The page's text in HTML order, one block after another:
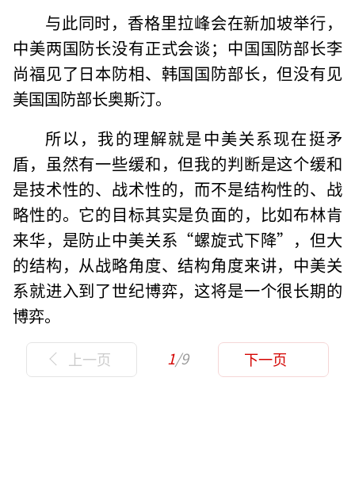
与此同时，香格里拉峰会在新加坡举行，
中美两国防长没有正式会谈；中国国防部长李
尚福见了日本防相、韩国国防部长，但没有见
美国国防部长奥斯汀。
所以，我的理解就是中美关系现在挺矛
盾，虽然有一些缓和，但我的判断是这个缓和
是技术性的、战术性的，而不是结构性的、战
略性的。它的目标其实是负面的，比如布林肯
来华，是防止中美关系“螺旋式下降”，但大
的结构，从战略角度、结构角度来讲，中美关
系就进入到了世纪博弈，这将是一个很长期的
博弈。
上一页 1/9 下一页